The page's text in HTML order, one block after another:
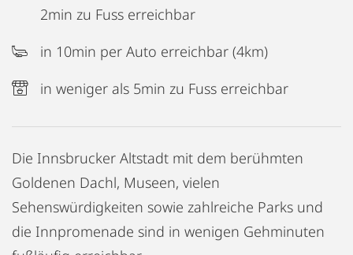
2min zu Fuss erreichbar
in 10min per Auto erreichbar (4km)
in weniger als 5min zu Fuss erreichbar
Die Innsbrucker Altstadt mit dem berühmten
Goldenen Dachl, Museen, vielen
Sehenswürdigkeiten sowie zahlreiche Parks und
die Innpromenade sind in wenigen Gehminuten